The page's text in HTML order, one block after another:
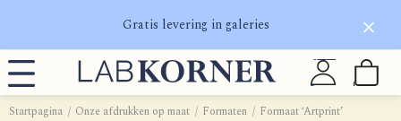
Gratis levering in galeries
Startpagina Onze afdrukken op maat Formaten Formaat ‘Artprint’